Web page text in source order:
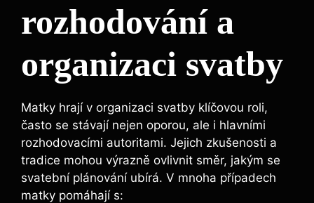
rozhodování a
organizaci svatby
Matky hrají v organizaci svatby klíčovou roli,
často se stávají nejen oporou, ale i hlavními
rozhodovacími autoritami. Jejich zkušenosti a
tradice mohou výrazně ovlivnit směr, jakým se
svatební plánování ubírá. V mnoha případech
matky pomáhají s: